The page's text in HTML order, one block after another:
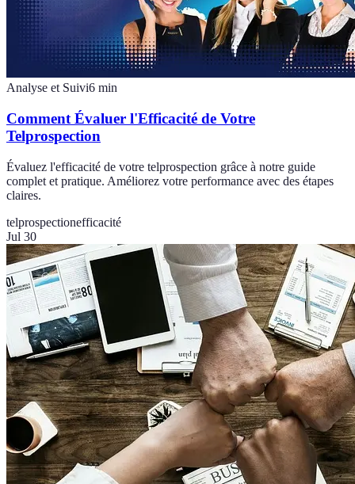
Analyse et Suivi6 min
Comment Évaluer l'Efficacité de Votre
Telprospection
Évaluez l'efficacité de votre telprospection grâce à notre guide
complet et pratique. Améliorez votre performance avec des étapes
claires.
telprospectionefficacité
Jul 30